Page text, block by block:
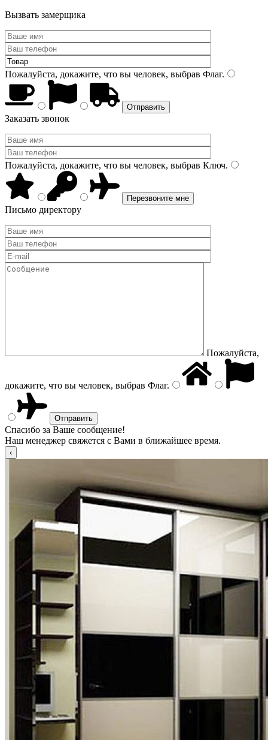
Вызвать замерщика
Пожалуйста, докажите, что вы человек, выбрав Флаг.
Заказать звонок
Пожалуйста, докажите, что вы человек, выбрав Ключ.
Письмо директору
Пожалуйста,
докажите, что вы человек, выбрав Флаг.
Спасибо за Ваше сообщение!
Наш менеджер свяжется с Вами в ближайшее время.